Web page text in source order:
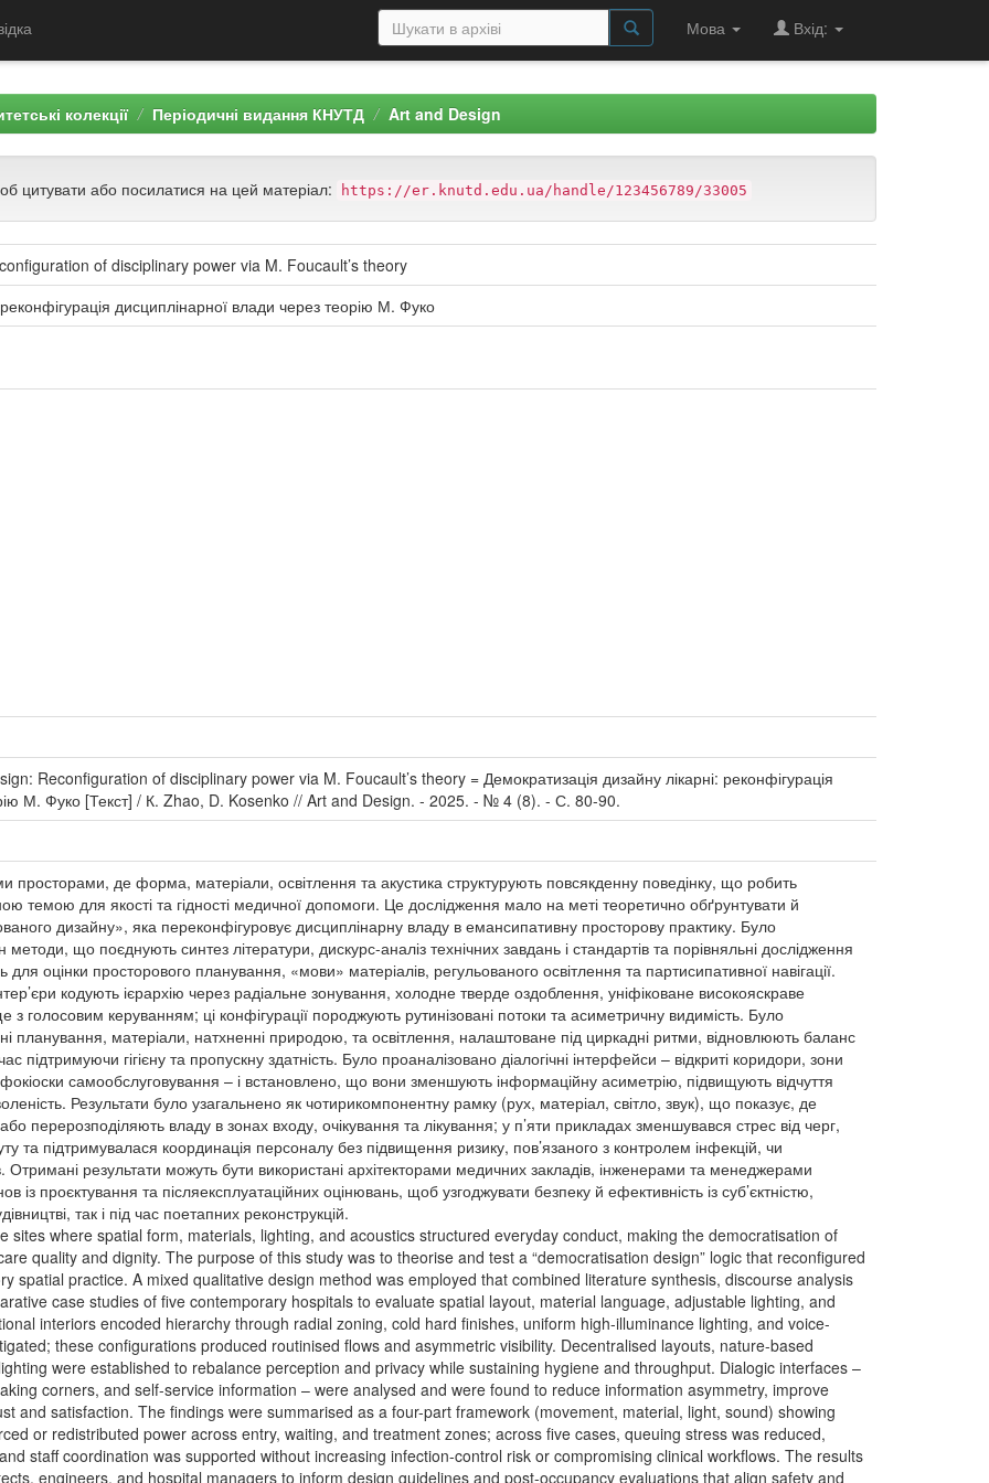
Мова Вхід:
колекції Періодичні видання КНУТД Art and Design
цитувати або посилатися на цей матеріал: https://er.knutd.edu.ua/handle/123456789/33005
of disciplinary power via M. Foucault’s theory
дисциплінарної влади через теорію М. Фуко
Reconfiguration of disciplinary power via M. Foucault’s theory = Демократизація дизайну лікарні: реконфігурація
М. Фуко [Текст] / К. Zhao, D. Kosenko // Art and Design. - 2025. - № 4 (8). - С. 80-90.
просторами, де форма, матеріали, освітлення та акустика структурують повсякденну поведінку, що робить
темою для якості та гідності медичної допомоги. Це дослідження мало на меті теоретично обґрунтувати й
дизайну», яка переконфігуровує дисциплінарну владу в емансипативну просторову практику. Було
методи, що поєднують синтез літератури, дискурс-аналіз технічних завдань і стандартів та порівняльні дослідження
для оцінки просторового планування, «мови» матеріалів, регульованого освітлення та партисипативної навігації.
кодують ієрархію через радіальне зонування, холодне тверде оздоблення, уніфіковане високояскраве
з голосовим керуванням; ці конфігурації породжують рутинізовані потоки та асиметричну видимість. Було
планування, матеріали, натхненні природою, та освітлення, налаштоване під циркадні ритми, відновлюють баланс
підтримуючи гігієну та пропускну здатність. Було проаналізовано діалогічні інтерфейси – відкриті коридори, зони
самообслуговування – і встановлено, що вони зменшують інформаційну асиметрію, підвищують відчуття
Результати було узагальнено як чотирикомпонентну рамку (рух, матеріал, світло, звук), що показує, де
перерозподіляють владу в зонах входу, очікування та лікування; у п’яти прикладах зменшувався стрес від черг,
та підтримувалася координація персоналу без підвищення ризику, пов’язаного з контролем інфекцій, чи
Отримані результати можуть бути використані архітекторами медичних закладів, інженерами та менеджерами
із проєктування та післяексплуатаційних оцінювань, щоб узгоджувати безпеку й ефективність із суб’єктністю,
так і під час поетапних реконструкцій.
sites where spatial form, materials, lighting, and acoustics structured everyday conduct, making the democratisation of
quality and dignity. The purpose of this study was to theorise and test a “democratisation design” logic that reconfigured
spatial practice. A mixed qualitative design method was employed that combined literature synthesis, discourse analysis
case studies of five contemporary hospitals to evaluate spatial layout, material language, adjustable lighting, and
interiors encoded hierarchy through radial zoning, cold hard finishes, uniform high-illuminance lighting, and voice-
these configurations produced routinised flows and asymmetric visibility. Decentralised layouts, nature-based
were established to rebalance perception and privacy while sustaining hygiene and throughput. Dialogic interfaces –
corners, and self-service information – were analysed and were found to reduce information asymmetry, improve
and satisfaction. The findings were summarised as a four-part framework (movement, material, light, sound) showing
or redistributed power across entry, waiting, and treatment zones; across five cases, queuing stress was reduced,
staff coordination was supported without increasing infection-control risk or compromising clinical workflows. The results
engineers, and hospital managers to inform design guidelines and post-occupancy evaluations that align safety and